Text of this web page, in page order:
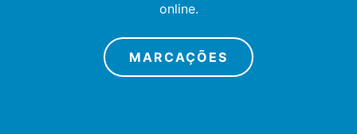
online.
MARCAÇÕES